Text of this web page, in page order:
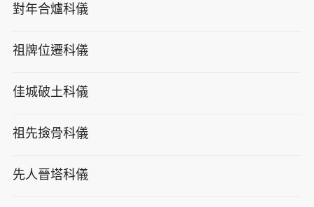
對年合爐科儀
祖牌位遷科儀
佳城破土科儀
祖先撿骨科儀
先人晉塔科儀